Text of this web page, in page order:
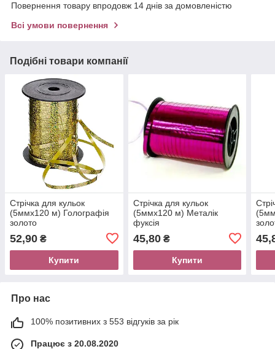
Повернення товару впродовж 14 днів за домовленістю
Всі умови повернення
Подібні товари компанії
Стрічка для кульок
(5ммх120 м) Голографія
золото
52,90 ₴
Купити
Стрічка для кульок
(5ммх120 м) Металік
фуксія
45,80₴
Купити
Про нас
100% позитивних з 553 відгуків за рік
Працює з 20.08.2020